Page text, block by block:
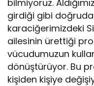
bilmiyoruz.
girdiği gibi
karaciğerimizdeki
ailesinin ürettiği
vücudumuzun
dönüştürüyor. Bu
kişiden kişiye